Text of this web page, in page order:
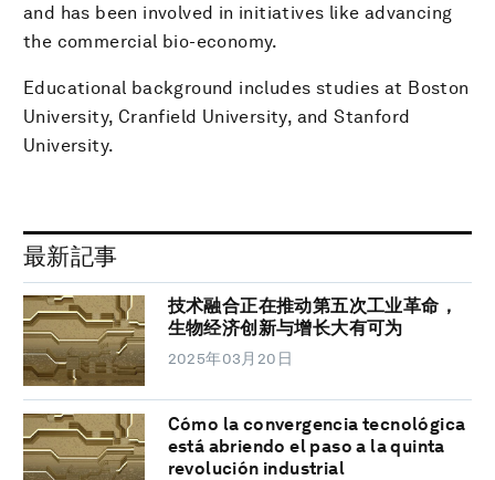
and has been involved in initiatives like advancing
the commercial bio-economy.
Educational background includes studies at Boston
University, Cranfield University, and Stanford
University.
最新記事
技术融合正在推动第五次工业革命，
生物经济创新与增长大有可为
2025年03月20日
Cómo la convergencia tecnológica
está abriendo el paso a la quinta
revolución industrial